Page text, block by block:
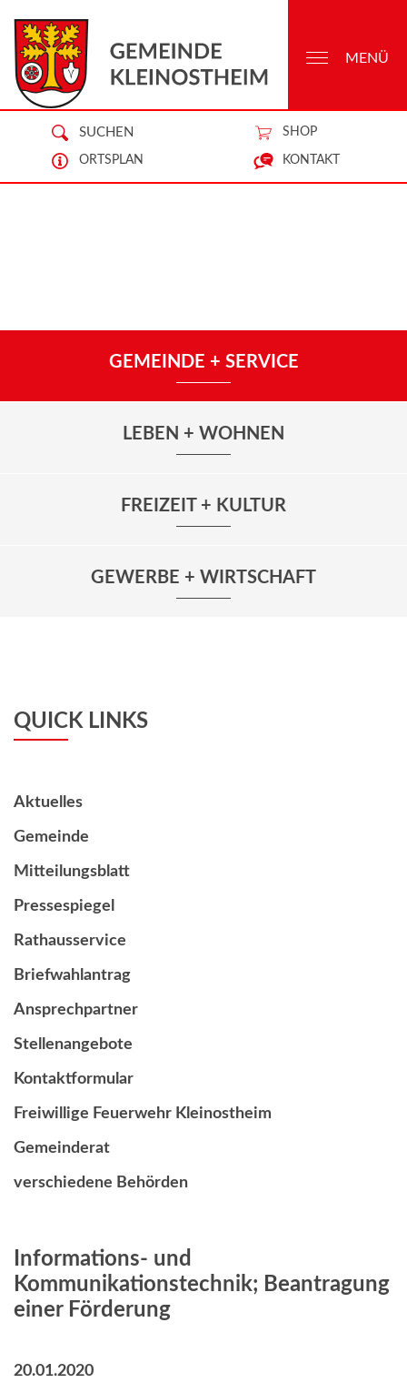
SUCHEN SHOP
ORTSPLAN KONTAKT
MENÜ
GEMEINDE + SERVICE
LEBEN + WOHNEN
FREIZEIT + KULTUR
GEWERBE + WIRTSCHAFT
QUICK LINKS
Aktuelles
Gemeinde
Mitteilungsblatt
Pressespiegel
Rathausservice
Briefwahlantrag
Ansprechpartner
Stellenangebote
Kontaktformular
Freiwillige Feuerwehr Kleinostheim
Gemeinderat
verschiedene Behörden
Informations- und
Kommunikationstechnik; Beantragung
einer Förderung
20.01.2020